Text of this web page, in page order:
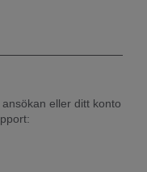
eller ditt konto